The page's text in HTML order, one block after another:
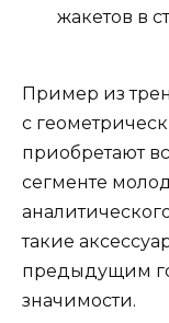
жакетов в
Пример из
с
приобретают
сегменте
такие
предыдущим
значимости.